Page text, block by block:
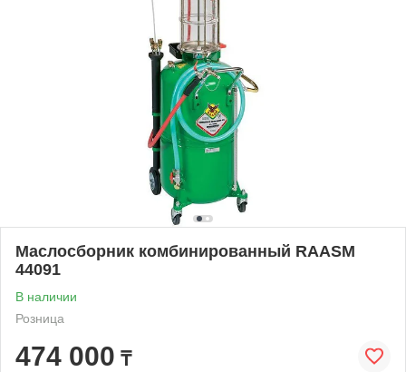
Маслосборник комбинированный RAASM
44091
В наличии
Розница
474 000 ₸